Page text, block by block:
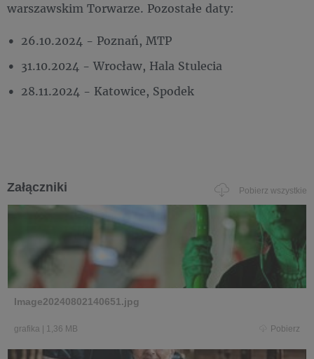
warszawskim Torwarze. Pozostałe daty:
26.10.2024 - Poznań, MTP
31.10.2024 - Wrocław, Hala Stulecia
28.11.2024 - Katowice, Spodek
Załączniki Pobierz wszystkie
Image20240802140651.jpg
grafika 1,36 MB Pobierz